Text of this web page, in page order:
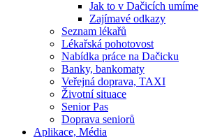
Jak to v Dačicích umíme
Zajímavé odkazy
Seznam lékařů
Lékařská pohotovost
Nabídka práce na Dačicku
Banky, bankomaty
Veřejná doprava, TAXI
Životní situace
Senior Pas
Doprava seniorů
Aplikace, Média